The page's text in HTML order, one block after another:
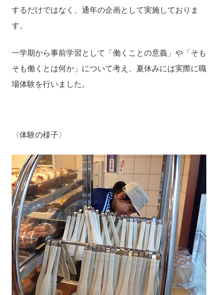
するだけではなく、通年の企画として実施しておりま
す。
一学期から事前学習として「働くことの意義」や「そも
そも働くとは何か」について考え、夏休みには実際に職
場体験を行いました。
〈体験の様子〉